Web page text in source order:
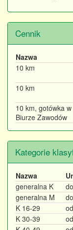
Cennik
Nazwa
10 km
10 km
10 km, gotówka w
Biurze Zawodów
Kategorie
Nazwa
generalna K
generalna M
K 16-29
K 30-39